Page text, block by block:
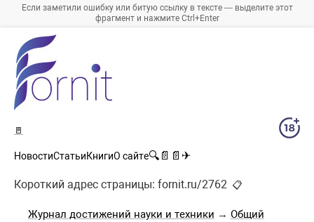
Если заметили ошибку или битую ссылку в тексте — выделите этот
фрагмент и нажмите Ctrl+Enter
🚪
НовостиСтатьиКнигиО сайте🔍 📄 📄 ✈
Короткий адрес страницы: fornit.ru/2762 📋
Журнал достижений науки и техники → Общий